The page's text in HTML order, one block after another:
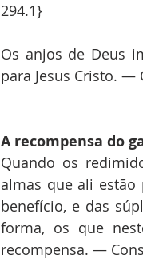
294.1}
Os anjos de Deus
para Jesus Cristo. —
A recompensa do
Quando os
almas que ali estão
benefício, e das
forma, os que
recompensa. —